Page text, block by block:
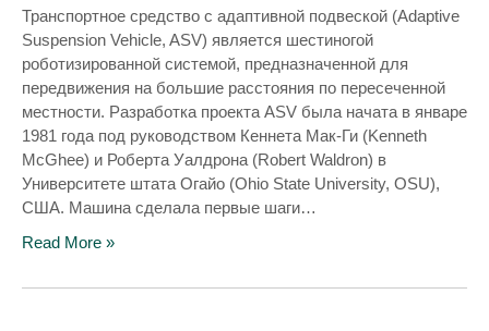
Транспортное средство с адаптивной подвеской (Adaptive
Suspension Vehicle, ASV) является шестиногой
роботизированной системой, предназначенной для
передвижения на большие расстояния по пересеченной
местности. Разработка проекта ASV была начата в январе
1981 года под руководством Кеннета Мак-Ги (Kenneth
McGhee) и Роберта Уалдрона (Robert Waldron) в
Университете штата Огайо (Ohio State University, OSU),
США. Машина сделала первые шаги…
Read More »